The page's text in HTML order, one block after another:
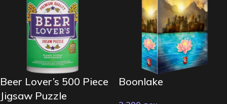
Beer Lover’s 500 Piece
Jigsaw Puzzle
Boonlake